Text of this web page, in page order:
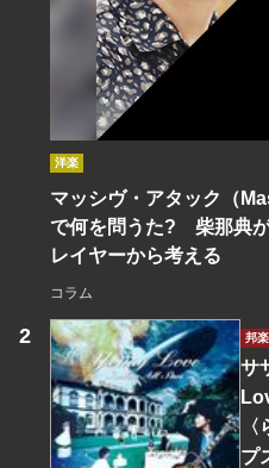
洋楽
マッシヴ・アタック（
で何を問うた? 柴那典
レイヤーから考える
コラム
邦楽
サ
プ